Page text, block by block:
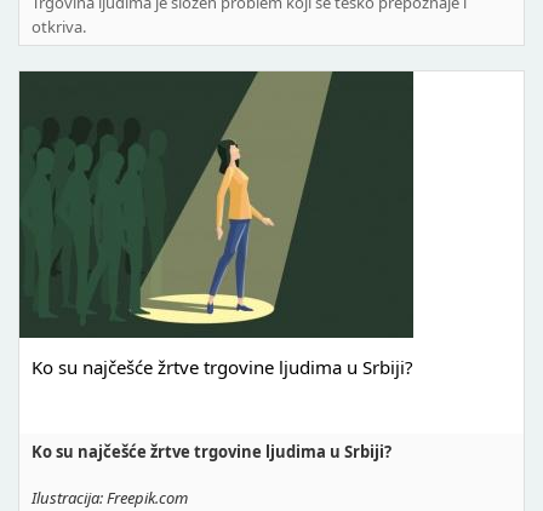
otkriva.
Ko su najčešće žrtve trgovine ljudima u Srbiji?
Ko su najčešće žrtve trgovine ljudima u Srbiji?
Ilustracija: Freepik.com